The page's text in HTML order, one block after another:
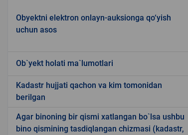
Obyektni elektron onlayn-auksionga qo‘yish
uchun asos
Ob`yekt holati ma`lumotlari
Kadastr hujjati qachon va kim tomonidan
berilgan
Agar binoning bir qismi xatlangan bo`lsa ushbu
bino qismining tasdiqlangan chizmasi (kadastr,